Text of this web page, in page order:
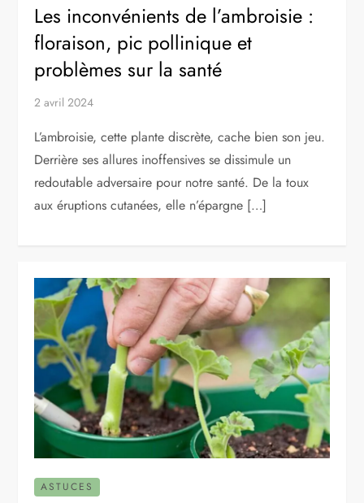
Les inconvénients de l’ambroisie :
floraison, pic pollinique et
problèmes sur la santé
2 avril 2024
L’ambroisie, cette plante discrète, cache bien son jeu.
Derrière ses allures inoffensives se dissimule un
redoutable adversaire pour notre santé. De la toux
aux éruptions cutanées, elle n’épargne […]
ASTUCES